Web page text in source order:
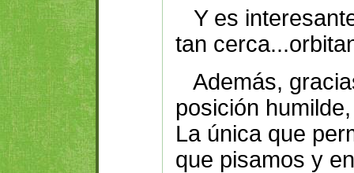
Y es
tan
Además,
posición
La única que
que pisamos y